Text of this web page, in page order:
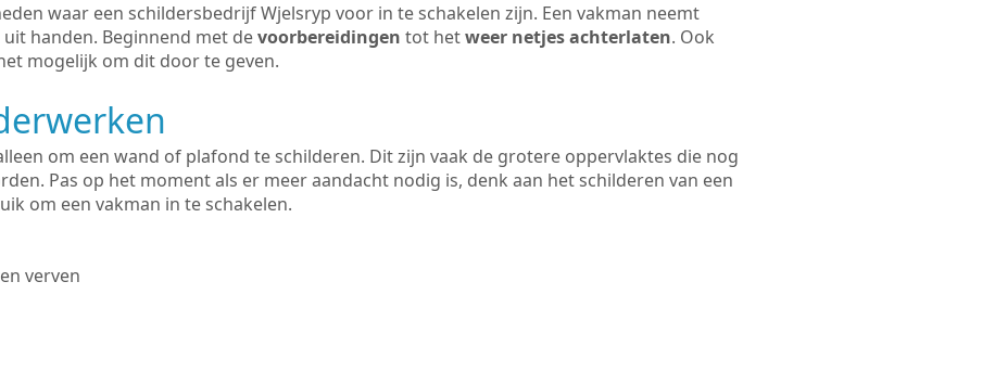
waar een schildersbedrijf Wjelsryp voor in te schakelen zijn. Een vakman neemt
handen. Beginnend met devoorbereidingen tot hetweer netjes achterlaten. Ook
mogelijk om dit door te geven.
om een wand of plafond te schilderen. Dit zijn vaak de grotere oppervlaktes die nog
Pas op het moment als er meer aandacht nodig is, denk aan het schilderen van een
om een vakman in te schakelen.
verven